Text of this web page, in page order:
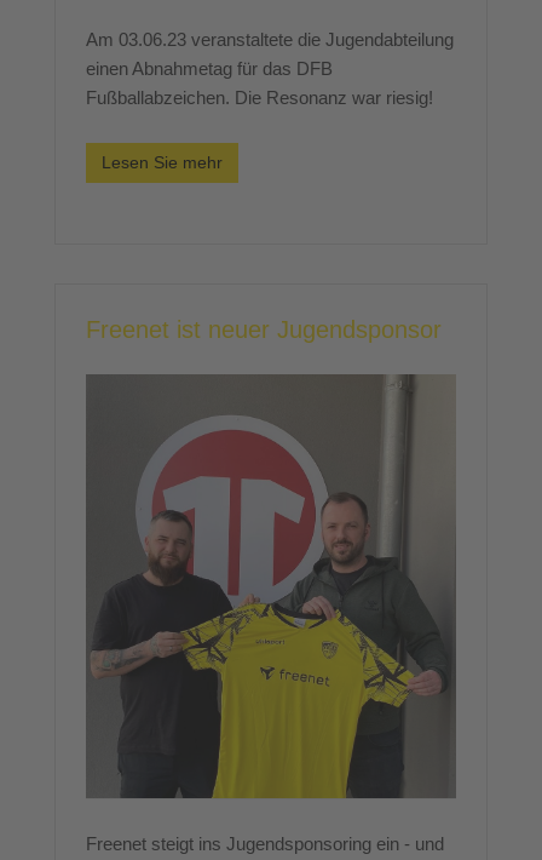
Am 03.06.23 veranstaltete die Jugendabteilung
einen Abnahmetag für das DFB
Fußballabzeichen. Die Resonanz war riesig!
Lesen Sie mehr
Freenet ist neuer Jugendsponsor
Freenet steigt ins Jugendsponsoring ein - und